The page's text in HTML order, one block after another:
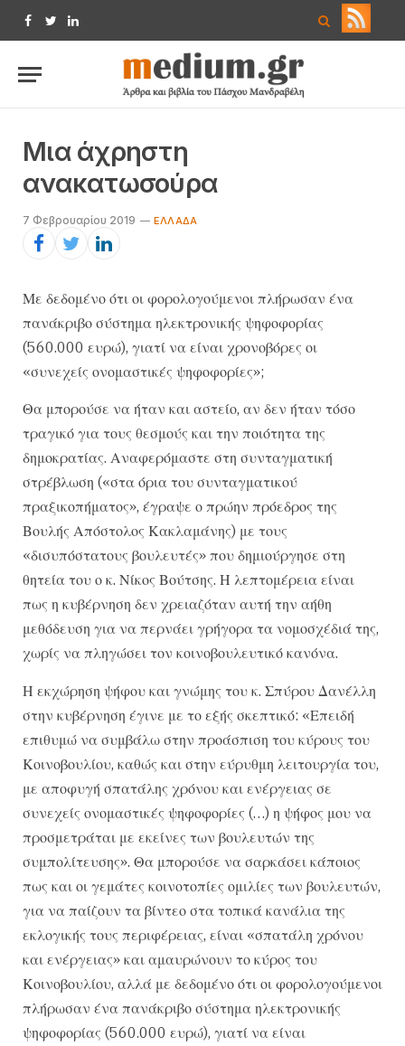
Facebook
TwitterLinkedIn
Μια άχρηστη
ανακατωσούρα
7 Φεβρουαρίου 2019 ΕΛΛΆΔΑ
Με δεδομένο ότι οι φορολογούμενοι πλήρωσαν ένα
πανάκριβο σύστημα ηλεκτρονικής ψηφοφορίας
(560.000 ευρώ), γιατί να είναι χρονοβόρες οι
«συνεχείς ονομαστικές ψηφοφορίες»;
Θα μπορούσε να ήταν και αστείο, αν δεν ήταν τόσο
τραγικό για τους θεσμούς και την ποιότητα της
δημοκρατίας. Αναφερόμαστε στη συνταγματική
στρέβλωση («στα όρια του συνταγματικού
πραξικοπήματος», έγραψε ο πρώην πρόεδρος της
Βουλής Απόστολος Κακλαμάνης) με τους
«δισυπόστατους βουλευτές» που δημιούργησε στη
θητεία του ο κ. Νίκος Βούτσης. Η λεπτομέρεια είναι
πως η κυβέρνηση δεν χρειαζόταν αυτή την αήθη
μεθόδευση για να περνάει γρήγορα τα νομοσχέδιά της,
χωρίς να πληγώσει τον κοινοβουλευτικό κανόνα.
Η εκχώρηση ψήφου και γνώμης του κ. Σπύρου Δανέλλη
στην κυβέρνηση έγινε με το εξής σκεπτικό: «Επειδή
επιθυμώ να συμβάλω στην προάσπιση του κύρους του
Κοινοβουλίου, καθώς και στην εύρυθμη λειτουργία του,
με αποφυγή σπατάλης χρόνου και ενέργειας σε
συνεχείς ονομαστικές ψηφοφορίες (…) η ψήφος μου να
προσμετράται με εκείνες των βουλευτών της
συμπολίτευσης». Θα μπορούσε να σαρκάσει κάποιος
πως και οι γεμάτες κοινοτοπίες ομιλίες των βουλευτών,
για να παίζουν τα βίντεο στα τοπικά κανάλια της
εκλογικής τους περιφέρειας, είναι «σπατάλη χρόνου
και ενέργειας» και αμαυρώνουν το κύρος του
Κοινοβουλίου, αλλά με δεδομένο ότι οι φορολογούμενοι
πλήρωσαν ένα πανάκριβο σύστημα ηλεκτρονικής
ψηφοφορίας (560.000 ευρώ), γιατί να είναι